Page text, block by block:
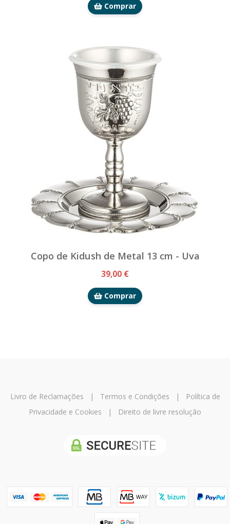
Comprar
Copo de Kidush de Metal 13 cm - Uva
39,00 €
Comprar
Livro de Reclamações | Termos e Condições |
Política de
Privacidade e Cookies | Direito de livre resolução